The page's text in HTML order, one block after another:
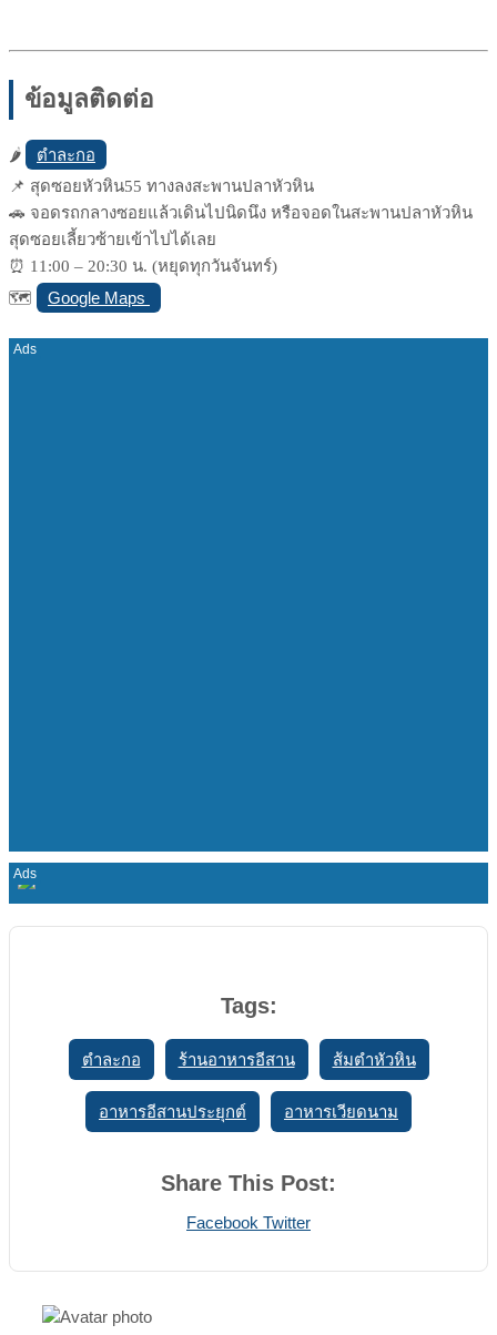
ข้อมูลติดต่อ
🌶 ตำละกอ
📌 สุดซอยหัวหิน55 ทางลงสะพานปลาหัวหิน
🚗 จอดรถกลางซอยแล้วเดินไปนิดนึง หรือจอดในสะพานปลาหัวหิน
สุดซอยเลี้ยวซ้ายเข้าไปได้เลย
⏰ 11:00 – 20:30 น. (หยุดทุกวันจันทร์)
🗺
Google Maps
Tags:
ตำละกอ ร้านอาหารอีสาน ส้มตำหัวหิน
อาหารอีสานประยุกต์ อาหารเวียดนาม
Share This Post:
Facebook TwitterPrint
Share
Email